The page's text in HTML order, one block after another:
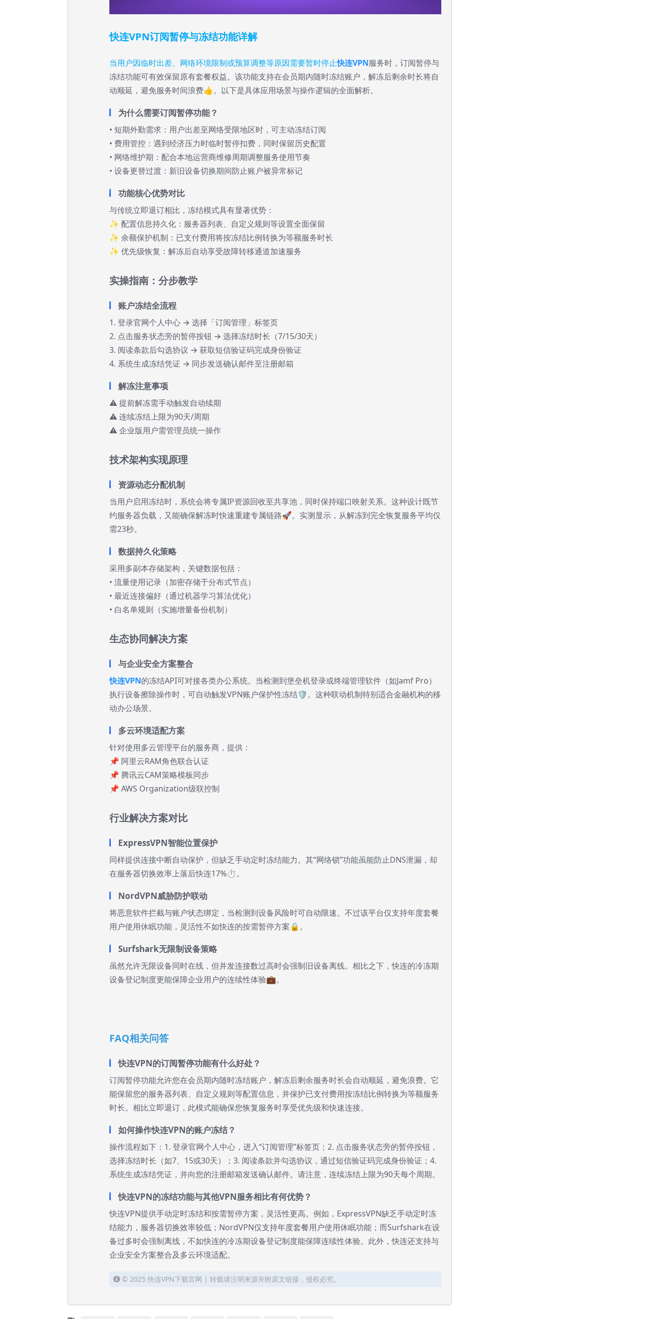
快连VPN订阅暂停与冻结功能详解
当用户因临时出差、网络环境限制或预算调整等原因需要暂时停止快连VPN服务时，订阅暂停与
冻结功能可有效保留原有套餐权益。该功能支持在会员期内随时冻结账户，解冻后剩余时长将自
动顺延，避免服务时间浪费👍。以下是具体应用场景与操作逻辑的全面解析。
为什么需要订阅暂停功能？
• 短期外勤需求：用户出差至网络受限地区时，可主动冻结订阅
• 费用管控：遇到经济压力时临时暂停扣费，同时保留历史配置
• 网络维护期：配合本地运营商维修周期调整服务使用节奏
• 设备更替过渡：新旧设备切换期间防止账户被异常标记
功能核心优势对比
与传统立即退订相比，冻结模式具有显著优势：
✨ 配置信息持久化：服务器列表、自定义规则等设置全面保留
✨ 余额保护机制：已支付费用将按冻结比例转换为等额服务时长
✨ 优先级恢复：解冻后自动享受故障转移通道加速服务
实操指南：分步教学
账户冻结全流程
1. 登录官网个人中心 → 选择「订阅管理」标签页
2. 点击服务状态旁的暂停按钮 → 选择冻结时长（7/15/30天）
3. 阅读条款后勾选协议 → 获取短信验证码完成身份验证
4. 系统生成冻结凭证 → 同步发送确认邮件至注册邮箱
解冻注意事项
⚠️ 提前解冻需手动触发自动续期
⚠️ 连续冻结上限为90天/周期
⚠️ 企业版用户需管理员统一操作
技术架构实现原理
资源动态分配机制
当用户启用冻结时，系统会将专属IP资源回收至共享池，同时保持端口映射关系。这种设计既节
约服务器负载，又能确保解冻时快速重建专属链路🚀。实测显示，从解冻到完全恢复服务平均仅
需23秒。
数据持久化策略
采用多副本存储架构，关键数据包括：
• 流量使用记录（加密存储于分布式节点）
• 最近连接偏好（通过机器学习算法优化）
• 白名单规则（实施增量备份机制）
生态协同解决方案
与企业安全方案整合
快连VPN的冻结API可对接各类办公系统。当检测到堡垒机登录或终端管理软件（如Jamf Pro）
执行设备擦除操作时，可自动触发VPN账户保护性冻结🛡️。这种联动机制特别适合金融机构的移
动办公场景。
多云环境适配方案
针对使用多云管理平台的服务商，提供：
📌 阿里云RAM角色联合认证
📌 腾讯云CAM策略模板同步
📌 AWS Organization级联控制
行业解决方案对比
ExpressVPN智能位置保护
同样提供连接中断自动保护，但缺乏手动定时冻结能力。其“网络锁”功能虽能防止DNS泄漏，却
在服务器切换效率上落后快连17%⏱️。
NordVPN威胁防护联动
将恶意软件拦截与账户状态绑定，当检测到设备风险时可自动限速。不过该平台仅支持年度套餐
用户使用休眠功能，灵活性不如快连的按需暂停方案🔒。
Surfshark无限制设备策略
虽然允许无限设备同时在线，但并发连接数过高时会强制旧设备离线。相比之下，快连的冷冻期
设备登记制度更能保障企业用户的连续性体验💼。
FAQ相关问答
快连VPN的订阅暂停功能有什么好处？
订阅暂停功能允许您在会员期内随时冻结账户，解冻后剩余服务时长会自动顺延，避免浪费。它
能保留您的服务器列表、自定义规则等配置信息，并保护已支付费用按冻结比例转换为等额服务
时长。相比立即退订，此模式能确保您恢复服务时享受优先级和快速连接。
如何操作快连VPN的账户冻结？
操作流程如下：1. 登录官网个人中心，进入“订阅管理”标签页；2. 点击服务状态旁的暂停按钮，
选择冻结时长（如7、15或30天）；3. 阅读条款并勾选协议，通过短信验证码完成身份验证；4.
系统生成冻结凭证，并向您的注册邮箱发送确认邮件。请注意，连续冻结上限为90天每个周期。
快连VPN的冻结功能与其他VPN服务相比有何优势？
快连VPN提供手动定时冻结和按需暂停方案，灵活性更高。例如，ExpressVPN缺乏手动定时冻
结能力，服务器切换效率较低；NordVPN仅支持年度套餐用户使用休眠功能；而Surfshark在设
备过多时会强制离线，不如快连的冷冻期设备登记制度能保障连续性体验。此外，快连还支持与
企业安全方案整合及多云环境适配。
© 2025 快连VPN下载官网 | 转载请注明来源并附原文链接，侵权必究。